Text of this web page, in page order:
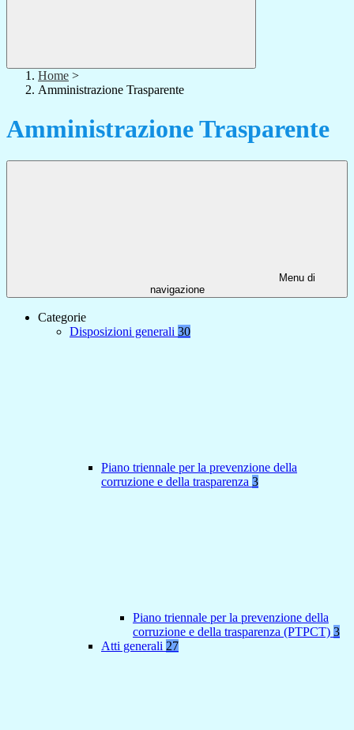
Home >
Amministrazione Trasparente
Amministrazione Trasparente
Menu di
navigazione
Categorie
Disposizioni generali 30
Piano triennale per la prevenzione della
corruzione e della trasparenza 3
Piano triennale per la prevenzione della
corruzione e della trasparenza (PTPCT) 3
Atti generali 27